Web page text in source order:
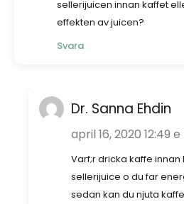
sellerijuicen innan kaffet
effekten av juicen?
Svara
Dr. Sanna Ehdin
april 16, 2020 12:49
Varf;r dricka kaffe innan
sellerijuice o du far
sedan kan du njuta